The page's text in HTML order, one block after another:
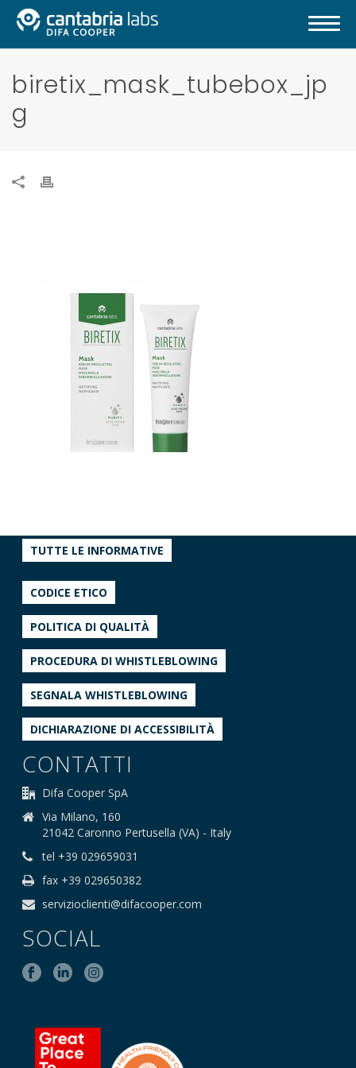
biretix_mask_tubebox_jp
g
TUTTE LE INFORMATIVE
CODICE ETICO
POLITICA DI QUALITÀ
PROCEDURA DI WHISTLEBLOWING
SEGNALA WHISTLEBLOWING
DICHIARAZIONE DI ACCESSIBILITÀ
CONTATTI
Difa Cooper SpA
Via Milano, 160
21042 Caronno Pertusella (VA) - Italy
tel +39 029659031
fax +39 029650382
servizioclienti@difacooper.com
SOCIAL